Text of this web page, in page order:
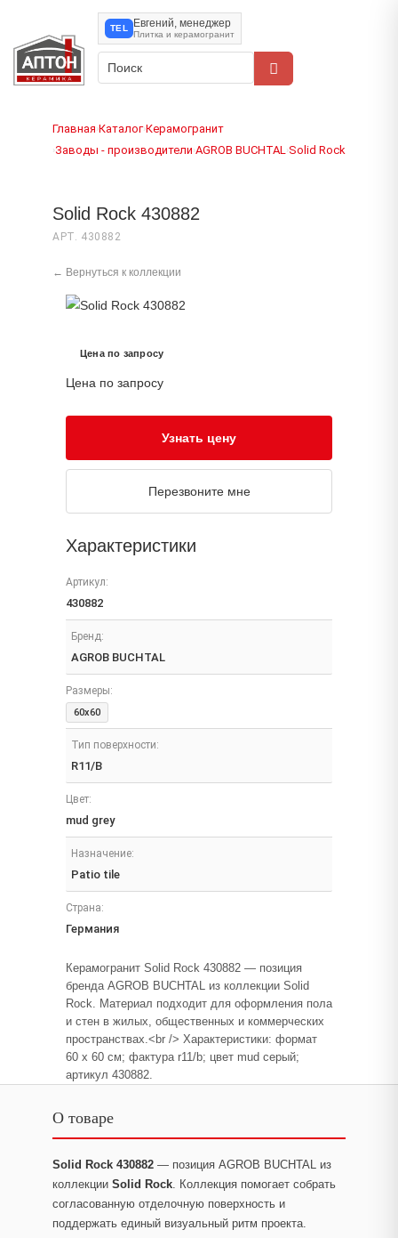
TEL Евгений, менеджер
Плитка и керамогранит
Главная›Каталог›Керамогранит
›Заводы - производители›AGROB BUCHTAL›Solid Rock
Solid Rock 430882
АРТ. 430882
← Вернуться к коллекции
Цена по запросу
Цена по запросу
Узнать цену
Перезвоните мне
Характеристики
Артикул:
430882
Бренд:
AGROB BUCHTAL
Размеры:
60x60
Тип поверхности:
R11/B
Цвет:
mud grey
Назначение:
Patio tile
Страна:
Германия
Керамогранит Solid Rock 430882 — позиция
бренда AGROB BUCHTAL из коллекции Solid
Rock. Материал подходит для оформления пола
и стен в жилых, общественных и коммерческих
пространствах.<br /> Характеристики: формат
60 x 60 см; фактура r11/b; цвет mud серый;
артикул 430882.
О товаре
Solid Rock 430882 — позиция AGROB BUCHTAL из
коллекции Solid Rock. Коллекция помогает собрать
согласованную отделочную поверхность и
поддержать единый визуальный ритм проекта.